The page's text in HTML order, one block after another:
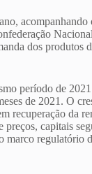
dos produtos
período de
de 2021. O
recuperação da
capitais
regulatório